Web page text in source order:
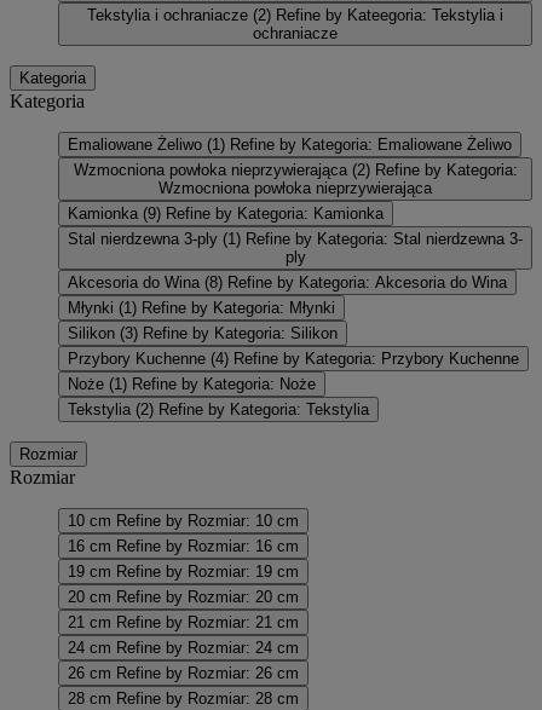
Tekstylia i ochraniacze (2) Refine by Kateegoria: Tekstylia i
ochraniacze
Kategoria
Kategoria
Emaliowane Żeliwo (1) Refine by Kategoria: Emaliowane Żeliwo
Wzmocniona powłoka nieprzywierająca (2) Refine by Kategoria:
Wzmocniona powłoka nieprzywierająca
Kamionka (9) Refine by Kategoria: Kamionka
Stal nierdzewna 3-ply (1) Refine by Kategoria: Stal nierdzewna 3-
ply
Akcesoria do Wina (8) Refine by Kategoria: Akcesoria do Wina
Młynki (1) Refine by Kategoria: Młynki
Silikon (3) Refine by Kategoria: Silikon
Przybory Kuchenne (4) Refine by Kategoria: Przybory Kuchenne
Noże (1) Refine by Kategoria: Noże
Tekstylia (2) Refine by Kategoria: Tekstylia
Rozmiar
Rozmiar
10 cm Refine by Rozmiar: 10 cm
16 cm Refine by Rozmiar: 16 cm
19 cm Refine by Rozmiar: 19 cm
20 cm Refine by Rozmiar: 20 cm
21 cm Refine by Rozmiar: 21 cm
24 cm Refine by Rozmiar: 24 cm
26 cm Refine by Rozmiar: 26 cm
28 cm Refine by Rozmiar: 28 cm